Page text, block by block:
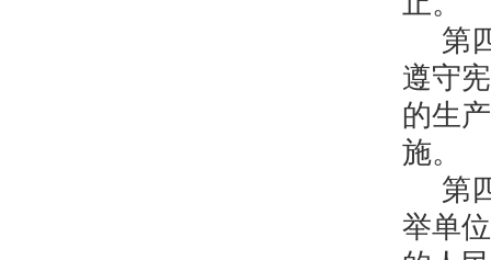
第
遵守
的生
施。
第
举单